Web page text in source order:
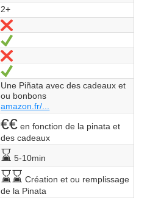
2+
Non
Oui
Non
Oui
Une Piñata avec des cadeaux et
ou bonbons
amazon.fr/...
€€ en fonction de la pinata et
des cadeaux
⌛ 5-10min
⌛⌛ Création et ou remplissage
de la Pinata